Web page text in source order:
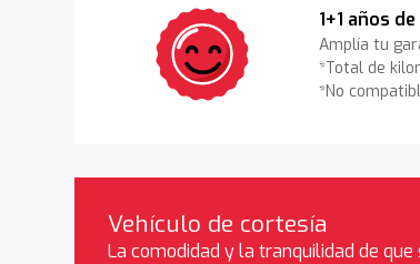
1+1 años
Amplía tu
*Total de
*No
Vehículo de cortesía
La comodidad y la tranquilidad de